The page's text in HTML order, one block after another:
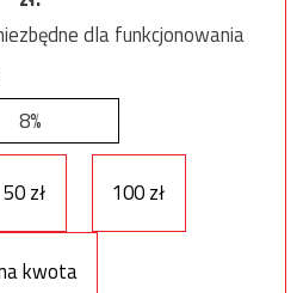
dla funkcjonowania
8%
50 zł 100 zł
kwota